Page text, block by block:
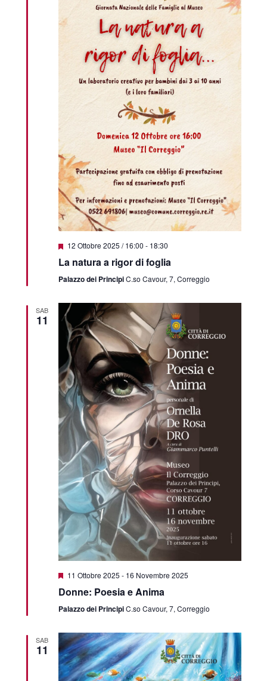
Featured
12 Ottobre 2025 / 16:00 - 18:30
La natura a rigor di foglia
Palazzo dei PrincipiC.so Cavour, 7, Correggio
SAB
11
Featured
11 Ottobre 2025 - 16 Novembre 2025
Donne: Poesia e Anima
Palazzo dei PrincipiC.so Cavour, 7, Correggio
SAB
11